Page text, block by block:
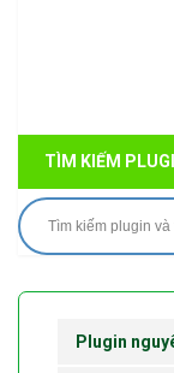
TÌM KIẾM
Plugin